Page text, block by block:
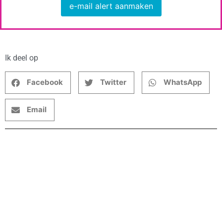
e-mail alert aanmaken
Ik deel op
Facebook Twitter WhatsApp
Email